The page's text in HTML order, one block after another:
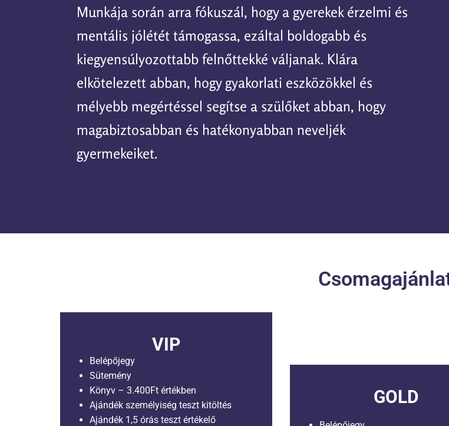
Munkája során arra fókuszál, hogy a gyerekek érzelmi és
mentális jólétét támogassa, ezáltal boldogabb és
kiegyensúlyozottabb felnőttekké váljanak. Klára
elkötelezett abban, hogy gyakorlati eszközökkel és
mélyebb megértéssel segítse a szülőket abban, hogy
magabiztosabban és hatékonyabban neveljék
gyermekeiket.
VIP
Belépőjegy
Sütemény
Könyv – 3.400Ft értékben
Ajándék személyiség teszt kitöltés
Ajándék 1,5 órás teszt értékelő
GOLD